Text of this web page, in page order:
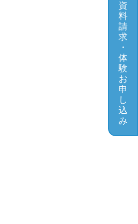
資
料
請
求
・
体
験
お
申
し
込
み